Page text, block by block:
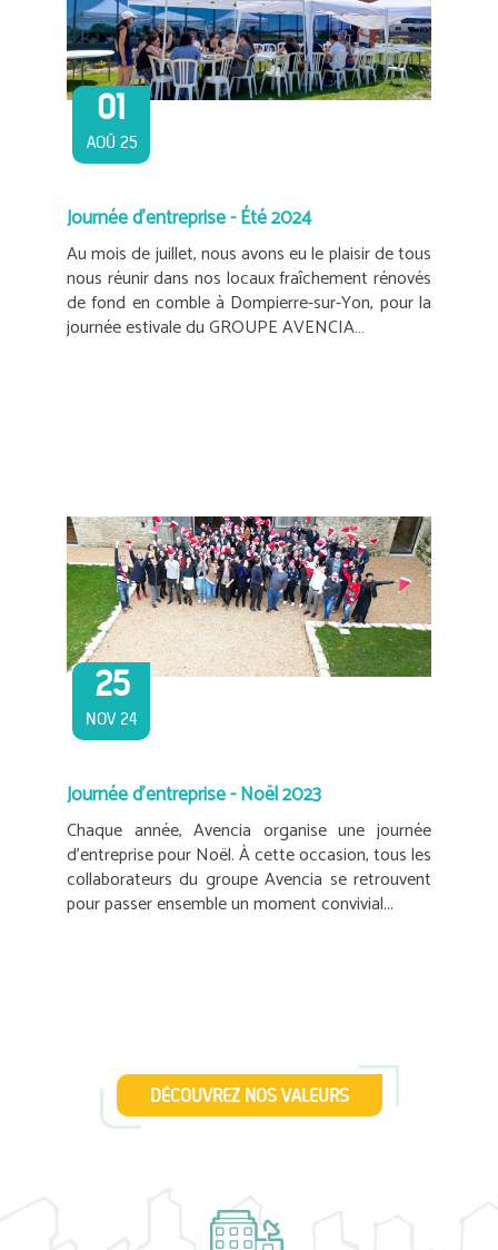
01
AOÛ 25
Journée d'entreprise - Été 2024
Au mois de juillet, nous avons eu le plaisir de tous
nous réunir dans nos locaux fraîchement rénovés
de fond en comble à Dompierre-sur-Yon, pour la
journée estivale du GROUPE AVENCIA…
25
NOV 24
Journée d’entreprise - Noël 2023
Chaque année, Avencia organise une journée
d’entreprise pour Noël. À cette occasion, tous les
collaborateurs du groupe Avencia se retrouvent
pour passer ensemble un moment convivial...
DÉCOUVREZ NOS VALEURS